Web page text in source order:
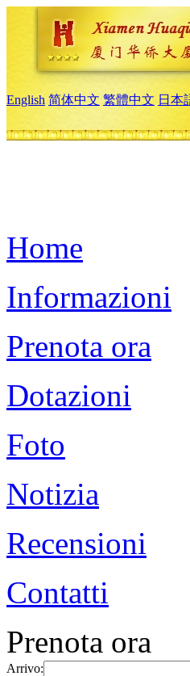
English 简体中文 繁體中文 日本
Home
Informazioni
Prenota ora
Dotazioni
Foto
Notizia
Recensioni
Contatti
Prenota ora
Arrivo: